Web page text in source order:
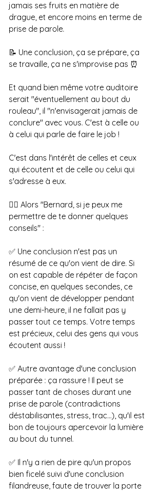
jamais ses fruits en matière de
drague, et encore moins en terme de
prise de parole.
📝 Une conclusion, ça se prépare, ça
se travaille, ça ne s'improvise pas ⏰
Et quand bien même votre auditoire
serait "éventuellement au bout du
rouleau", il "n'envisagerait jamais de
conclure" avec vous. C'est à celle ou
à celui qui parle de faire le job !
C'est dans l'intérêt de celles et ceux
qui écoutent et de celle ou celui qui
s'adresse à eux.
👉🏼 Alors "Bernard, si je peux me
permettre de te donner quelques
conseils" :
✅ Une conclusion n'est pas un
résumé de ce qu'on vient de dire. Si
on est capable de répéter de façon
concise, en quelques secondes, ce
qu'on vient de développer pendant
une demi-heure, il ne fallait pas y
passer tout ce temps. Votre temps
est précieux, celui des gens qui vous
écoutent aussi !
✅ Autre avantage d'une conclusion
préparée : ça rassure ! Il peut se
passer tant de choses durant une
prise de parole (contradictions
déstabilisantes, stress, trac...), qu'il est
bon de toujours apercevoir la lumière
au bout du tunnel.
✅ Il n'y a rien de pire qu'un propos
bien ficelé suivi d'une conclusion
filandreuse, faute de trouver la porte